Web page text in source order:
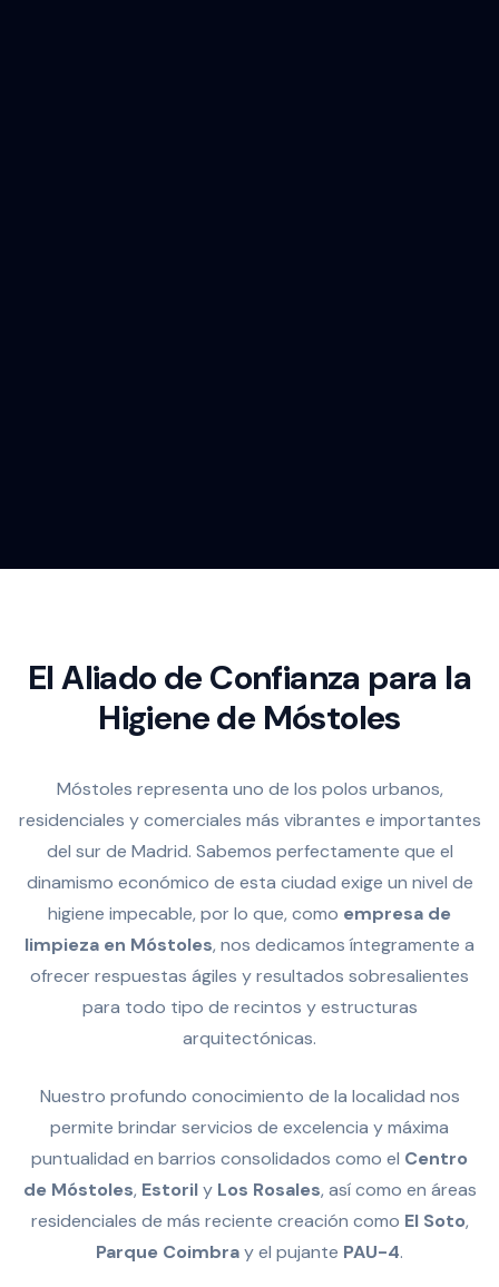
El Aliado de Confianza para la
Higiene de Móstoles
Móstoles representa uno de los polos urbanos,
residenciales y comerciales más vibrantes e importantes
del sur de Madrid. Sabemos perfectamente que el
dinamismo económico de esta ciudad exige un nivel de
higiene impecable, por lo que, como empresa de
limpieza en Móstoles, nos dedicamos íntegramente a
ofrecer respuestas ágiles y resultados sobresalientes
para todo tipo de recintos y estructuras
arquitectónicas.
Nuestro profundo conocimiento de la localidad nos
permite brindar servicios de excelencia y máxima
puntualidad en barrios consolidados como el Centro
de Móstoles, Estorily Los Rosales, así como en áreas
residenciales de más reciente creación como El Soto,
Parque Coimbray el pujante PAU-4.